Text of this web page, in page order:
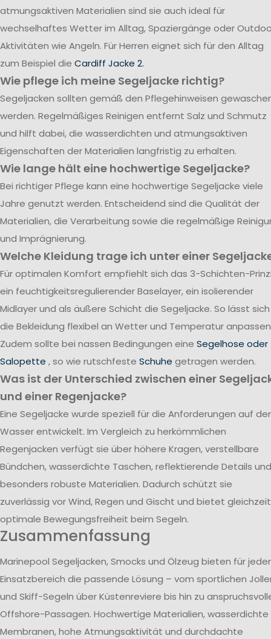
atmungsaktiven Materialien sind sie auch ideal für
wechselhaftes Wetter im Alltag, Spaziergänge oder
Aktivitäten wie Angeln. Für Herren eignet sich für den Alltag
zum Beispiel die Cardiff Jacke 2.
Wie pflege ich meine Segeljacke richtig?
Segeljacken sollten gemäß den Pflegehinweisen
werden. Regelmäßiges Reinigen entfernt Salz und Schmutz
und hilft dabei, die wasserdichten und atmungsaktiven
Eigenschaften der Materialien langfristig zu erhalten.
Wie lange hält eine hochwertige Segeljacke?
Bei richtiger Pflege kann eine hochwertige Segeljacke viele
Jahre genutzt werden. Entscheidend sind die Qualität der
Materialien, die Verarbeitung sowie die regelmäßige
und Imprägnierung.
Welche Kleidung trage ich unter einer
Für optimalen Komfort empfiehlt sich das 3-Schichten-
ein feuchtigkeitsregulierender Baselayer, ein isolierender
Midlayer und als äußere Schicht die Segeljacke. So lässt sich
die Bekleidung flexibel an Wetter und Temperatur
Zudem sollte bei nassen Bedingungen eine Segelhose oder
Salopette , so wie rutschfeste Schuhe getragen werden.
Was ist der Unterschied zwischen einer
und einer Regenjacke?
Eine Segeljacke wurde speziell für die Anforderungen auf
Wasser entwickelt. Im Vergleich zu herkömmlichen
Regenjacken verfügt sie über höhere Kragen, verstellbare
Bündchen, wasserdichte Taschen, reflektierende Details und
besonders robuste Materialien. Dadurch schützt sie
zuverlässig vor Wind, Regen und Gischt und bietet
optimale Bewegungsfreiheit beim Segeln.
Zusammenfassung
Marinepool Segeljacken, Smocks und Ölzeug bieten für
Einsatzbereich die passende Lösung – vom sportlichen
und Skiff-Segeln über Küstenreviere bis hin zu
Offshore-Passagen. Hochwertige Materialien, wasserdichte
Membranen, hohe Atmungsaktivität und durchdachte